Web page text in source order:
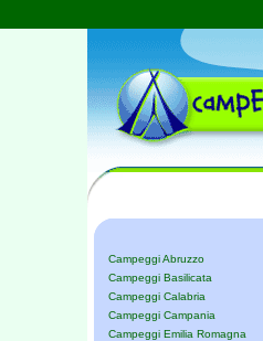
Campeggi Abruzzo
Campeggi Basilicata
Campeggi Calabria
Campeggi Campania
Campeggi Emilia Romagna